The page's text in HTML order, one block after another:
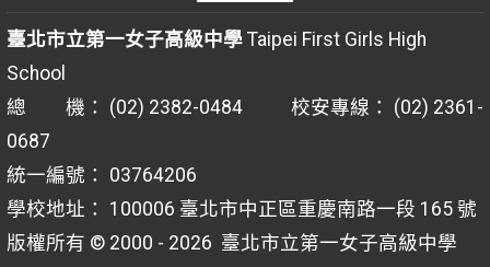
臺北市立第一女子高級中學Taipei First Girls High
School
總 機： (02) 2382-0484 校安專線： (02) 2361-
0687
統一編號： 03764206
學校地址： 100006 臺北市中正區重慶南路一段 165 號
版權所有 © 2000 - 2026 臺北市立第一女子高級中學